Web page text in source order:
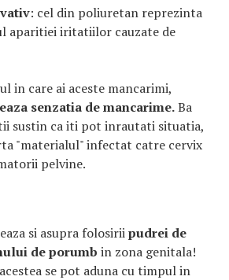
: cel din poliuretan reprezinta
aparitiei iritatiilor cauzate de
in care ai aceste mancarimi,
senzatia de mancarime.Ba
sustin ca iti pot inrautati situatia,
"materialul" infectat catre cervix
pelvine.
si asupra folosiriipudrei de
de porumb in zona genitala!
se pot aduna cu timpul in